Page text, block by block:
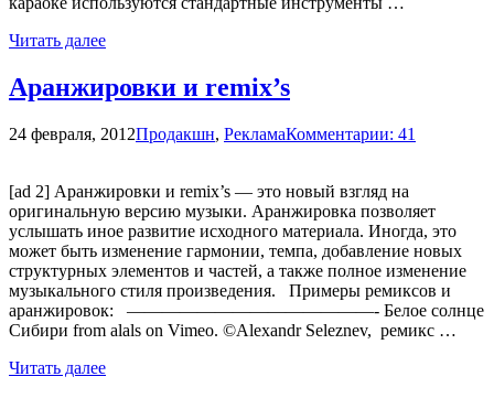
Читать далее
Аранжировки и remix’s
24 февраля, 2012Продакшн, РекламаКомментарии: 41
[ad 2] Аранжировки и remix’s — это новый взгляд на
оригинальную версию музыки. Аранжировка позволяет
услышать иное развитие исходного материала. Иногда, это
может быть изменение гармонии, темпа, добавление новых
структурных элементов и частей, а также полное изменение
музыкального стиля произведения. Примеры ремиксов и
аранжировок: ——————————————- Белое солнце
Сибири from alals on Vimeo. ©Alexandr Seleznev, ремикс …
Читать далее